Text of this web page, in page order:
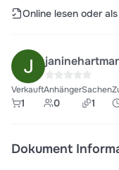
Online lesen oder
Verkauft
1
Anhänger
0
Sachen
1
Dokument